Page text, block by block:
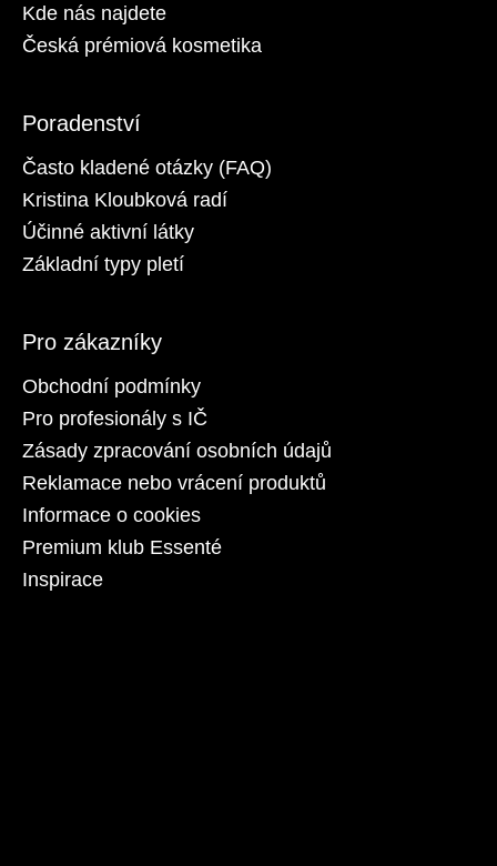
Kde nás najdete
Česká prémiová kosmetika
Poradenství
Často kladené otázky (FAQ)
Kristina Kloubková radí
Účinné aktivní látky
Základní typy pletí
Pro zákazníky
Obchodní podmínky
Pro profesionály s IČ
Zásady zpracování osobních údajů
Reklamace nebo vrácení produktů
Informace o cookies
Premium klub Essenté
Inspirace